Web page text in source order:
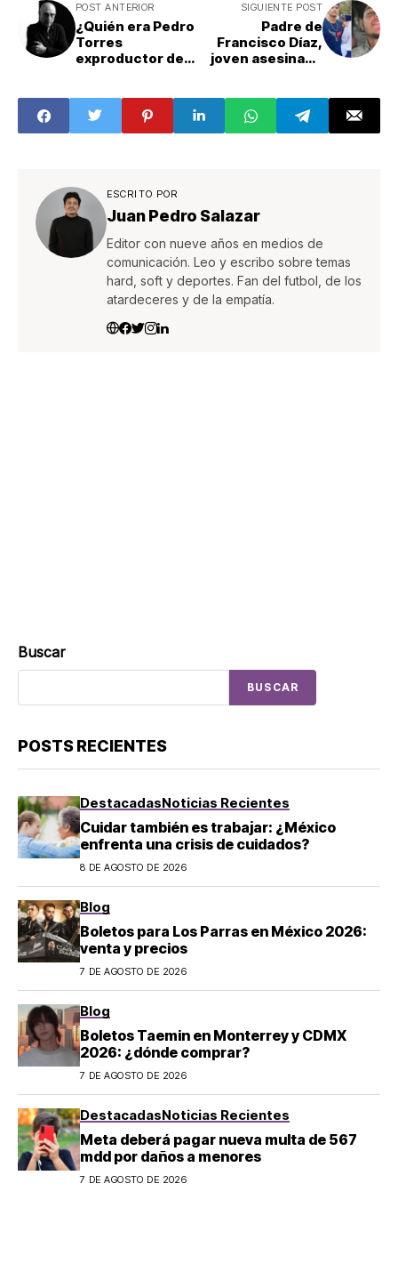
POST ANTERIOR
¿Quién era Pedro
Torres
exproductor de
Lucia Méndez,
que murió a los 72
años? Esta es su
SIGUIENTE POST
Padre de
Francisco Díaz,
joven asesinado
quienes
devolvieron el
cuerpo de su hijo
ESCRITO POR
Juan Pedro Salazar
Editor con nueve años en medios de
comunicación. Leo y escribo sobre temas
hard, soft y deportes. Fan del futbol, de los
atardeceres y de la empatía.
Buscar
BUSCAR
POSTS RECIENTES
DestacadasNoticias Recientes
Cuidar también es trabajar: ¿México
enfrenta una crisis de cuidados?
8 DE AGOSTO DE 2026
Blog
Boletos para Los Parras en México 2026:
venta y precios
7 DE AGOSTO DE 2026
Blog
Boletos Taemin en Monterrey y CDMX
2026: ¿dónde comprar?
7 DE AGOSTO DE 2026
DestacadasNoticias Recientes
Meta deberá pagar nueva multa de 567
mdd por daños a menores
7 DE AGOSTO DE 2026